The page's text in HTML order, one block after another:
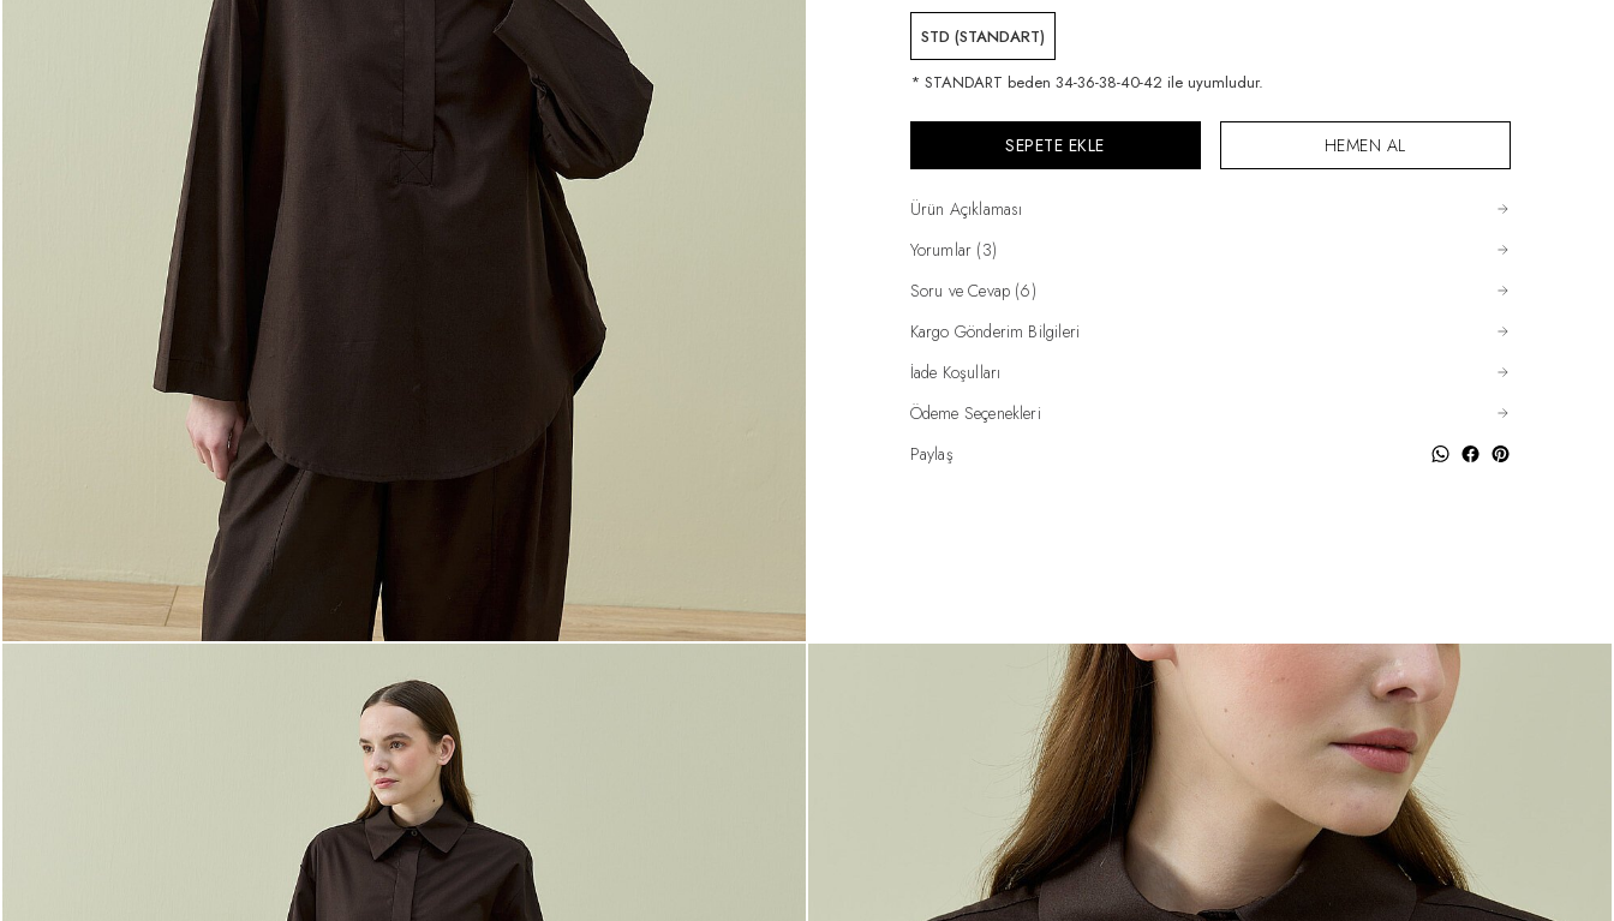
STD (STANDART)
* STANDART beden 34-36-38-40-42 ile uyumludur.
SEPETE EKLE HEMEN AL
Ürün Açıklaması
Yorumlar (3)
Soru ve Cevap (6)
Kargo Gönderim Bilgileri
İade Koşulları
Ödeme Seçenekleri
Paylaş